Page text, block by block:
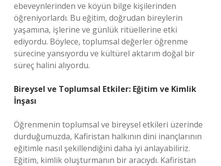
ebeveynlerinden ve köyün bilge kişilerinden
öğreniyorlardı. Bu eğitim, doğrudan bireylerin
yaşamına, işlerine ve günlük ritüellerine etki
ediyordu. Böylece, toplumsal değerler öğrenme
sürecine yansıyordu ve kültürel aktarım doğal bir
süreç halini alıyordu.
Bireysel ve Toplumsal Etkiler: Eğitim ve Kimlik
İnşası
Öğrenmenin toplumsal ve bireysel etkileri üzerinde
durduğumuzda, Kafiristan halkının dini inançlarının
eğitimle nasıl şekillendiğini daha iyi anlayabiliriz.
Eğitim, kimlik oluşturmanın bir aracıydı. Kafiristan